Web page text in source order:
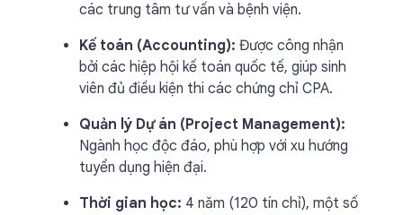
các trung tâm tư vấn và bệnh viện.
Kế toán (Accounting): Được công nhận
bởi các hiệp hội kế toán quốc tế, giúp sinh
viên đủ điều kiện thi các chứng chỉ CPA.
Quản lý Dự án (Project Management):
Ngành học độc đáo, phù hợp với xu hướng
tuyển dụng hiện đại.
Thời gian học: 4 năm (120 tín chỉ), một số